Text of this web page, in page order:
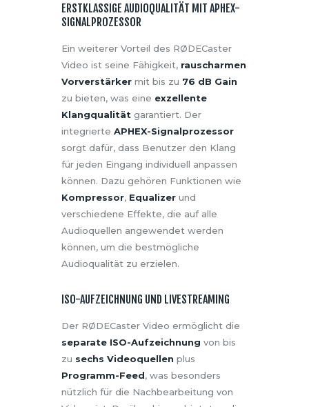
ERSTKLASSIGE AUDIOQUALITÄT MIT APHEX-
SIGNALPROZESSOR
Ein weiterer Vorteil des RØDECaster
Video ist seine Fähigkeit, rauscharmen
Vorverstärker mit bis zu 76 dB Gain
zu bieten, was eine exzellente
Klangqualität garantiert. Der
integrierte APHEX-Signalprozessor
sorgt dafür, dass Benutzer den Klang
für jeden Eingang individuell anpassen
können. Dazu gehören Funktionen wie
Kompressor, Equalizer und
verschiedene Effekte, die auf alle
Audioquellen angewendet werden
können, um die bestmögliche
Audioqualität zu erzielen.
ISO-AUFZEICHNUNG UND LIVESTREAMING
Der RØDECaster Video ermöglicht die
separate ISO-Aufzeichnung von bis
zu sechs Videoquellen plus
Programm-Feed, was besonders
nützlich für die Nachbearbeitung von